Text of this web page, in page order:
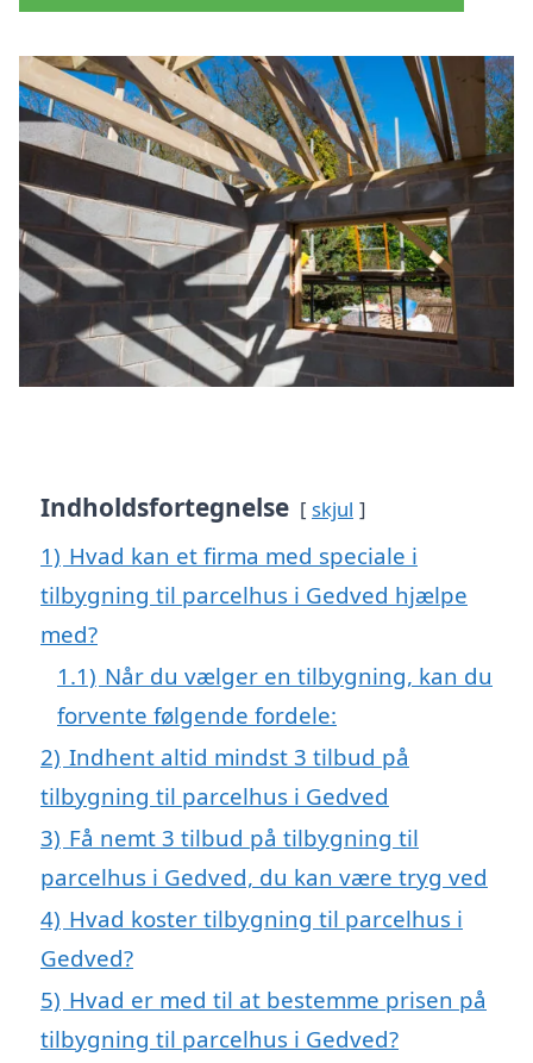
Indholdsfortegnelse skjul
1) Hvad kan et firma med speciale i
tilbygning til parcelhus i Gedved hjælpe
med?
1.1) Når du vælger en tilbygning, kan du
forvente følgende fordele:
2) Indhent altid mindst 3 tilbud på
tilbygning til parcelhus i Gedved
3) Få nemt 3 tilbud på tilbygning til
parcelhus i Gedved, du kan være tryg ved
4) Hvad koster tilbygning til parcelhus i
Gedved?
5) Hvad er med til at bestemme prisen på
tilbygning til parcelhus i Gedved?